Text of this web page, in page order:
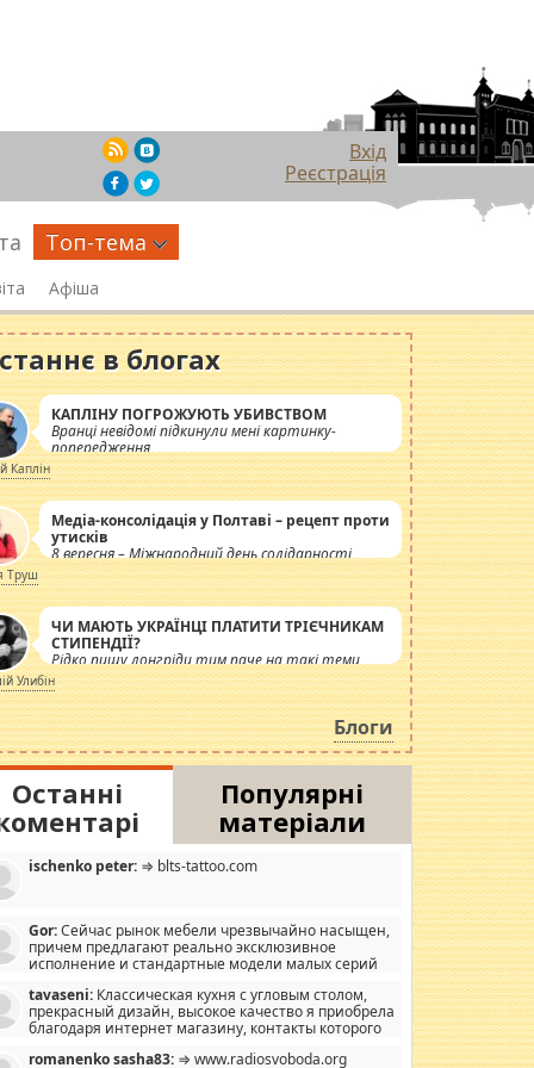
Вхід
Реєстрація
Топ-тема
Афіша
в блогах
КАПЛІНУ ПОГРОЖУЮТЬ УБИВСТВОМ
Вранці невідомі підкинули мені картинку-
попередження
Каплін
Медіа-консолідація у Полтаві – рецепт проти
утисків
8 вересня – Міжнародний день солідарності
журналістів.
Труш
ЧИ МАЮТЬ УКРАЇНЦІ ПЛАТИТИ ТРІЄЧНИКАМ
СТИПЕНДІЇ?
Рідко пишу лонгріди тим паче на такі теми,
але вже просто дістало! Обурюють сьогоднішні
інсенуації навколо стипендіального питання.
Штучно роздувається ще одна соціальна
катастрофа.
Улибін
Блоги
Останні
Популярні
матеріали
ischenko peter: ⇒ blts-tattoo.com
Gor:Сейчас рынок мебели чрезвычайно насыщен,
причем предлагают реально эксклюзивное
исполнение и стандартные модели малых серий
мало походит на стандартные формы, в MebelOk,
и что главное - со вкусом все в порядке,
ненужных наворотов удорожающих мебель, а это не
tavaseni: Классическая кухня с угловым столом,
прекрасный дизайн, высокое качество я приобрела
благодаря интернет магазину, контакты которого
romanenko sasha83: ⇒ www.radiosvoboda.org